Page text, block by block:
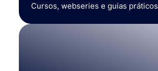
Cursos, webseries e guias práticos